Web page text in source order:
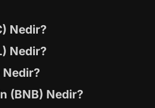
Nedir?
Nedir?
Nedir?
(BNB) Nedir?